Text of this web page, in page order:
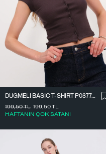
DÜĞMELI BASIC T-SHIRT P0377-K12
199,50TL
HAFTANIN ÇOK SATANI
199,50TL